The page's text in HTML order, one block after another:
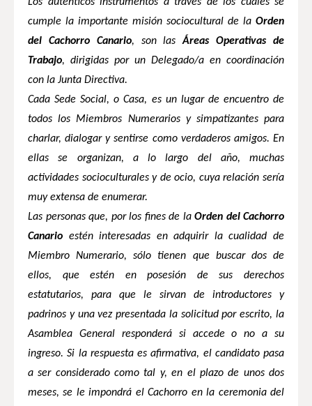
cumple la importante misión sociocultural de la Orden
del Cachorro Canario, son las Áreas Operativas de
Trabajo, dirigidas por un Delegado/a en coordinación
con la Junta Directiva.
Cada Sede Social, o Casa, es un lugar de encuentro de
todos los Miembros Numerarios y simpatizantes para
charlar, dialogar y sentirse como verdaderos amigos. En
ellas se organizan, a lo largo del año, muchas
actividades socioculturales y de ocio, cuya relación sería
muy extensa de enumerar.
Las personas que, por los fines de la Orden del Cachorro
Canario estén interesadas en adquirir la cualidad de
Miembro Numerario, sólo tienen que buscar dos de
ellos, que estén en posesión de sus derechos
estatutarios, para que le sirvan de introductores y
padrinos y una vez presentada la solicitud por escrito, la
Asamblea Generalresponderá si accede o no a su
ingreso. Si la respuesta es afirmativa, el candidato pasa
a ser considerado como tal y, en el plazo de unos dos
meses, se le impondrá el Cachorro en la ceremonia del